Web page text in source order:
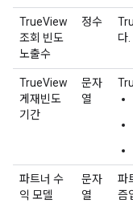
TrueView
조회 빈도
노출수
정수
다.
TrueView
게재빈도
기간
문자
열
파트너 수
익 모델
문자
열
파
즘